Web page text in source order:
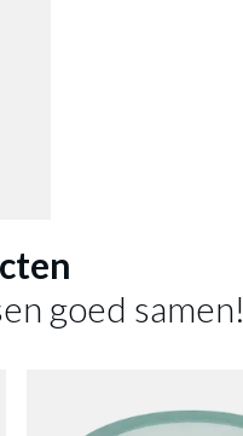
goed samen!